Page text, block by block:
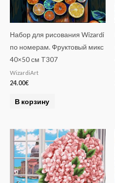
Набор для рисования Wizardi
по номерам. Фруктовый микс
40×50 см T307
WizardiArt
24.00€
В корзину